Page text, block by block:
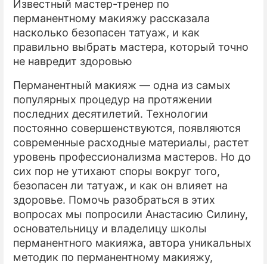
ПРЕСС-РЕЛИЗЫ
О ПРОЕКТЕ
Известный мастер-тренер по
перманентному макияжу рассказала
насколько безопасен татуаж, и как
правильно выбрать мастера, который точно
не навредит здоровью
Перманентный макияж — одна из самых
популярных процедур на протяжении
последних десятилетий. Технологии
постоянно совершенствуются, появляются
современные расходные материалы, растет
уровень профессионализма мастеров. Но до
сих пор не утихают споры вокруг того,
безопасен ли татуаж, и как он влияет на
здоровье. Помочь разобраться в этих
вопросах мы попросили Анастасию Силину,
основательницу и владелицу школы
перманентного макияжа, автора уникальных
методик по перманентному макияжу,